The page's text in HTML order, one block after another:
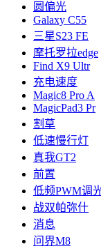
圆偏光
Galaxy C55
三星S23 FE
摩托罗拉edge
Find X9 Ultr
充电速度
Magic8 Pro A
MagicPad3 Pr
割草
低速慢行灯
真我GT2
前置
低频PWM调
战双帕弥什
消息
问界M8